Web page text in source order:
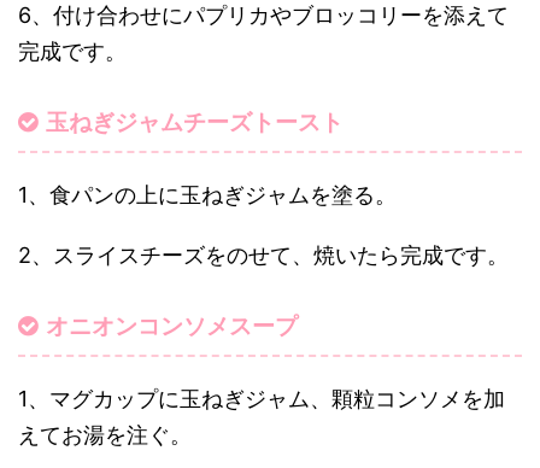
6、付け合わせにパプリカやブロッコリーを添えて
完成です。
玉ねぎジャムチーズトースト
1、食パンの上に玉ねぎジャムを塗る。
2、スライスチーズをのせて、焼いたら完成です。
オニオンコンソメスープ
1、マグカップに玉ねぎジャム、顆粒コンソメを加
えてお湯を注ぐ。